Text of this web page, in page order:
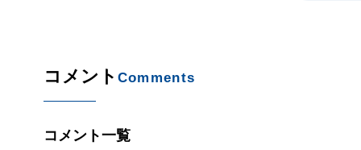
コメント Comments
コメント一覧